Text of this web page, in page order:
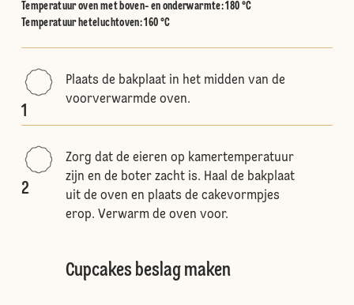
Temperatuur oven met boven- en onderwarmte:180 °C
Temperatuur heteluchtoven:160 °C
1
Plaats de bakplaat in het midden van de
voorverwarmde oven.
2
Zorg dat de eieren op kamertemperatuur
zijn en de boter zacht is. Haal de bakplaat
uit de oven en plaats de cakevormpjes
erop. Verwarm de oven voor.
Cupcakes beslag maken